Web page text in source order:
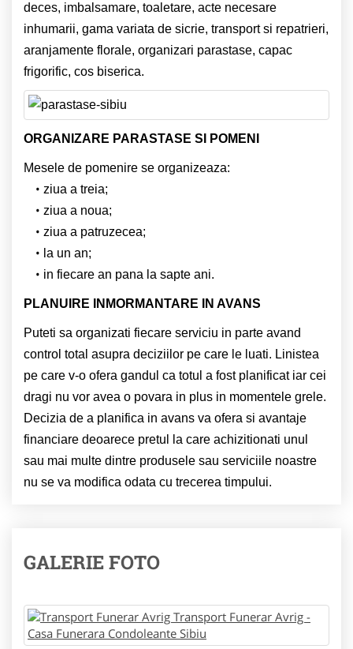
deces, imbalsamare, toaletare, acte necesare
inhumarii, gama variata de sicrie, transport si repatrieri,
aranjamente florale, organizari parastase, capac
frigorific, cos biserica.
ORGANIZARE PARASTASE SI POMENI
Mesele de pomenire se organizeaza:
ziua a treia;
ziua a noua;
ziua a patruzecea;
la un an;
in fiecare an pana la sapte ani.
PLANUIRE INMORMANTARE IN AVANS
Puteti sa organizati fiecare serviciu in parte avand
control total asupra deciziilor pe care le luati. Linistea
pe care v-o ofera gandul ca totul a fost planificat iar cei
dragi nu vor avea o povara in plus in momentele grele.
Decizia de a planifica in avans va ofera si avantaje
financiare deoarece pretul la care achizitionati unul
sau mai multe dintre produsele sau serviciile noastre
nu se va modifica odata cu trecerea timpului.
GALERIE FOTO